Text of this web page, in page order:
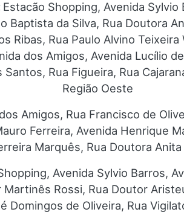
Estacão Shopping, Avenida
Baptista da Silva, Rua Doutora
Ribas, Rua Paulo Alvino
dos Amigos, Avenida Lucílio
Rua Figueira, Rua
Região Oeste
Amigos, Rua Francisco de
Ferreira, Avenida Henrique
Marquês, Rua Doutora
Avenida Sylvio Barros,
Rossi, Rua Doutor
Domingos de Oliveira, Rua